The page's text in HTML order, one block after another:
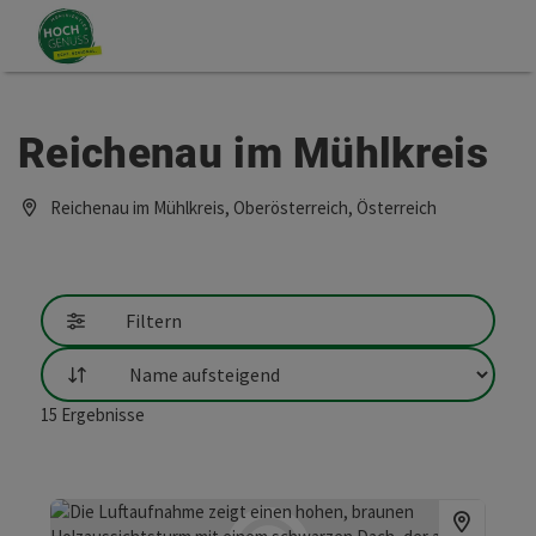
Zum Inhalt
Zum Seitenanfang
Reichenau im Mühlkreis
Reichenau im Mühlkreis, Oberösterreich, Österreich
Filtern
Sortierung
15 Ergebnisse